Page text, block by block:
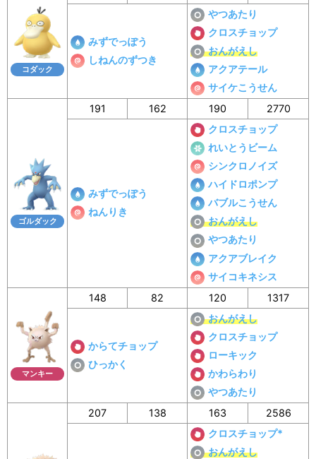
コダック
みずでっぽう
しねんのずつき
やつあたり
クロスチョップ
おんがえし
アクアテール
サイケこうせん
ゴルダック
191 162 190 2770
みずでっぽう
ねんりき
クロスチョップ
れいとうビーム
シンクロノイズ
ハイドロポンプ
バブルこうせん
おんがえし
やつあたり
アクアブレイク
サイコキネシス
マンキー
148 82 120 1317
からてチョップ
ひっかく
おんがえし
クロスチョップ
ローキック
かわらわり
やつあたり
207 138 163 2586
クロスチョップ*
おんがえし